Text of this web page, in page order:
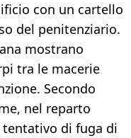
con un cartello
del penitenziario.
mostrano
tra le macerie
Secondo
nel reparto
di fuga di